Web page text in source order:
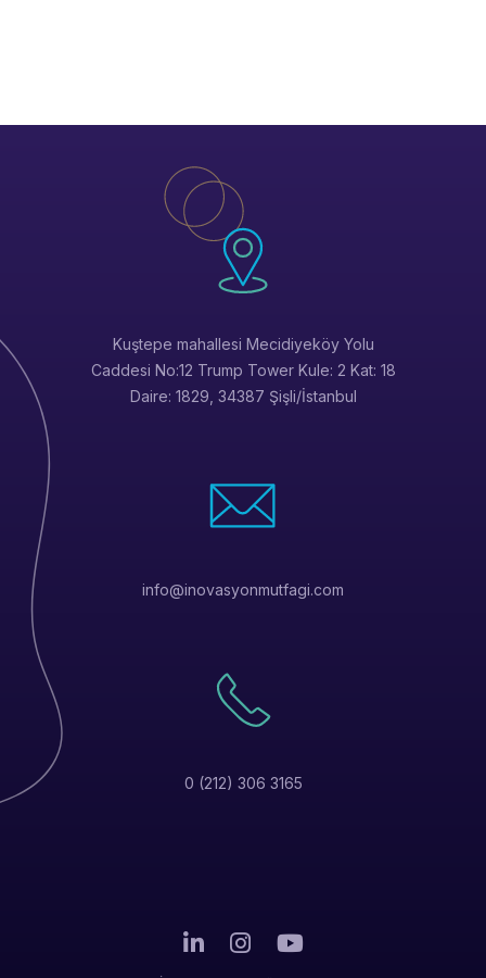
Kuştepe mahallesi Mecidiyeköy Yolu
Caddesi No:12 Trump Tower Kule: 2 Kat: 18
Daire: 1829, 34387 Şişli/İstanbul
info@inovasyonmutfagi.com
0 (212) 306 3165